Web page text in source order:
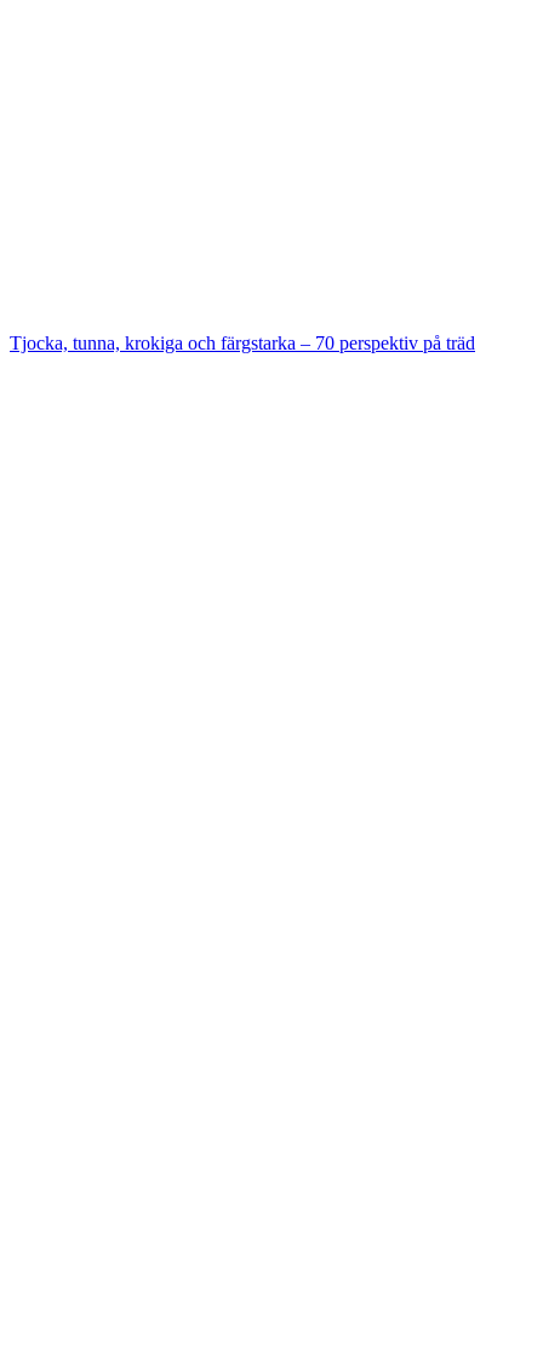
Tjocka, tunna, krokiga och färgstarka – 70 perspektiv på träd